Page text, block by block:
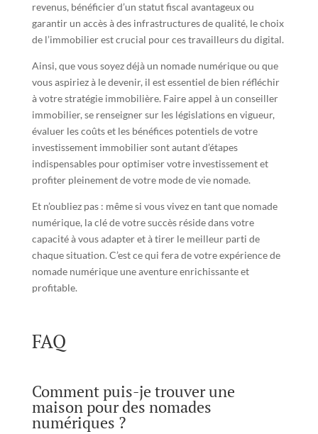
revenus, bénéficier d’un statut fiscal avantageux ou
garantir un accès à des infrastructures de qualité, le choix
de l’immobilier est crucial pour ces travailleurs du digital.
Ainsi, que vous soyez déjà un nomade numérique ou que
vous aspiriez à le devenir, il est essentiel de bien réfléchir
à votre stratégie immobilière. Faire appel à un conseiller
immobilier, se renseigner sur les législations en vigueur,
évaluer les coûts et les bénéfices potentiels de votre
investissement immobilier sont autant d’étapes
indispensables pour optimiser votre investissement et
profiter pleinement de votre mode de vie nomade.
Et n’oubliez pas : même si vous vivez en tant que nomade
numérique, la clé de votre succès réside dans votre
capacité à vous adapter et à tirer le meilleur parti de
chaque situation. C’est ce qui fera de votre expérience de
nomade numérique une aventure enrichissante et
profitable.
FAQ
Comment puis-je trouver une
maison pour des nomades
numériques ?